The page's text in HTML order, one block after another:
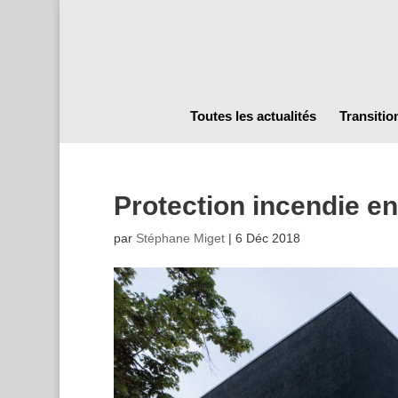
Toutes les actualités
Protection incendie
par Stéphane Miget| 6 Déc 2018